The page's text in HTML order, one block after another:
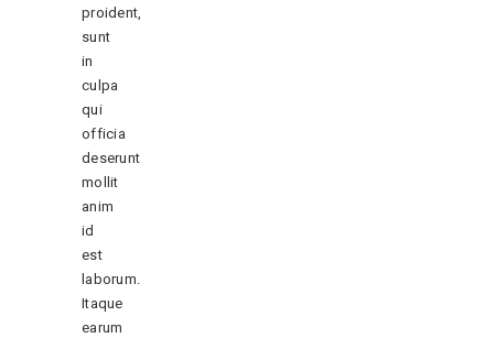
proident,
sunt
in
culpa
qui
officia
deserunt
mollit
anim
id
est
laborum.
Itaque
earum